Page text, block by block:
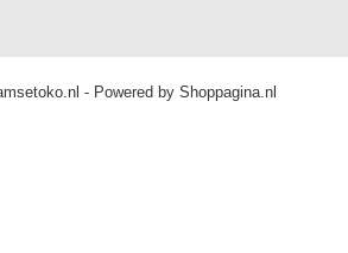
- Powered by Shoppagina.nl